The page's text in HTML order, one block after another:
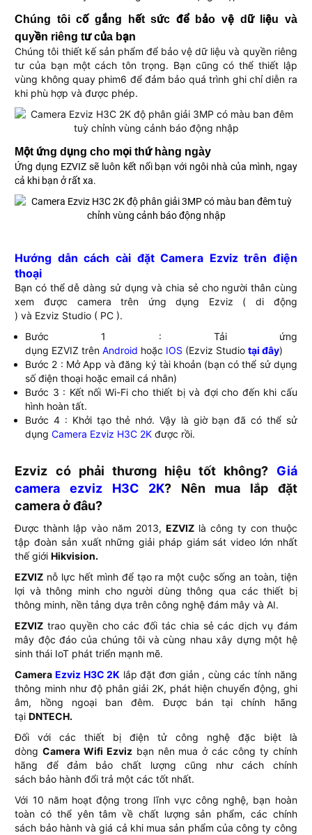
Chúng tôi cố gắng hết sức để bảo vệ dữ liệu và
quyền riêng tư của bạn
Chúng tôi thiết kế sản phẩm để bảo vệ dữ liệu và quyền riêng
tư của bạn một cách tôn trọng. Bạn cũng có thể thiết lập
vùng không quay phim6 để đảm bảo quá trình ghi chỉ diễn ra
khi phù hợp và được phép.
Một ứng dụng cho mọi thứ hàng ngày
Ứng dụng EZVIZ sẽ luôn kết nối bạn với ngôi nhà của mình, ngay
cả khi bạn ở rất xa.
Hướng dẫn cách cài đặt Camera Ezviz trên điện
thoại
Bạn có thể dễ dàng sử dụng và chia sẻ cho người thân cùng
xem được camera trên ứng dụng Ezviz ( di động
) và Ezviz Studio ( PC ).
Bước 1 : Tải ứng
dụng EZVIZ trênAndroid hoặc IOS (Ezviz Studiotại đây)
Bước 2 : Mở App và đăng ký tài khoản (bạn có thể sử dụng
số điện thoại hoặc email cá nhân)
Bước 3 : Kết nối Wi-Fi cho thiết bị và đợi cho đến khi cấu
hình hoàn tất.
Bước 4 : Khởi tạo thẻ nhớ. Vậy là giờ bạn đã có thể sử
dụngCamera Ezviz H3C 2K được rồi.
Ezviz có phải thương hiệu tốt không? Giá
camera ezviz H3C 2K? Nên mua lắp đặt
camera ở đâu?
Được thành lập vào năm 2013, EZVIZlà công ty con thuộc
tập đoàn sản xuất những giải pháp giám sát video lớn nhất
thế giớiHikvision.
EZVIZ nỗ lực hết mình để tạo ra một cuộc sống an toàn, tiện
lợi và thông minh cho người dùng thông qua các thiết bị
thông minh, nền tảng dựa trên công nghệ đám mây và AI.
EZVIZ trao quyền cho các đối tác chia sẻ các dịch vụ đám
mây độc đáo của chúng tôi và cùng nhau xây dựng một hệ
sinh thái IoT phát triển mạnh mẽ.
Camera Ezviz H3C 2K lắp đặt đơn giản , cùng các tính năng
thông minh như độ phân giải 2K, phát hiện chuyển động, ghi
âm, hồng ngoại ban đêm. Được bán tại chính hãng
tạiDNTECH.
Đối với các thiết bị điện tử công nghệ đặc biệt là
dòngCamera Wifi Ezvizbạn nên mua ở các công ty chính
hãng để đảm bảo chất lượng cũng như cách chính
sách bảo hành đổi trả một các tốt nhất.
Với 10 năm hoạt động trong lĩnh vực công nghệ, bạn hoàn
toàn có thể yên tâm về chất lượng sản phẩm, các chính
sách bảo hành và giá cả khi mua sản phẩm của công ty công